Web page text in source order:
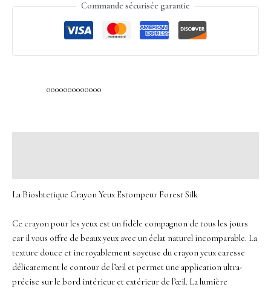
Commande sécurisée garantie
0000000000000
La Bioshtetique Crayon Yeux Estompeur Forest Silk
Ce crayon pour les yeux est un fidèle compagnon de tous les jours
car il vous offre de beaux yeux avec un éclat naturel incomparable. La
texture douce et incroyablement soyeuse du crayon yeux caresse
délicatement le contour de l’œil et permet une application ultra-
précise sur le bord intérieur et extérieur de l’œil. La lumière